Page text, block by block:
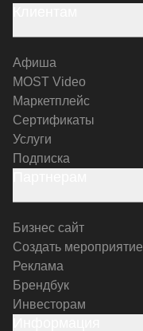
Афиша
MOST Video
Маркетплейс
Сертификаты
Услуги
Подписка
Бизнес сайт
Создать мероприятие
Реклама
Брендбук
Инвесторам